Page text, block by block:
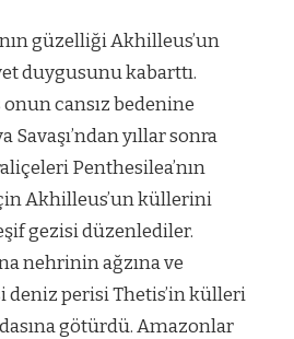
güzelliği Akhilleus’un
duygusunu kabarttı.
cansız bedenine
Savaşı’ndan yıllar sonra
Penthesilea’nın
Akhilleus’un küllerini
gezisi düzenlediler.
nehrinin ağzına ve
deniz perisi Thetis’in külleri
götürdü. Amazonlar